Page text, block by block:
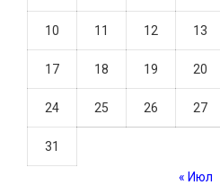
10 11 12 13
17 18 19 20
24 25 26 27
31
« Июл